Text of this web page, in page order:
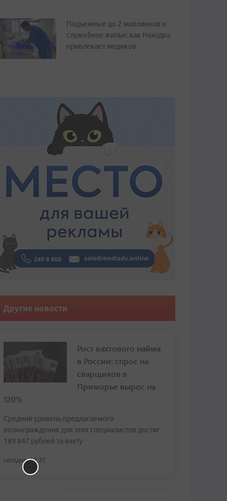
Подъемные до 2 миллионов и
служебное жилье: как Находка
привлекает медиков
Другие новости
Рост вахтового найма
в России: спрос на
сварщиков в
Приморье вырос на
120%
Средний уровень предлагаемого
вознаграждения для этих специалистов достиг
189 847 рублей за вахту
сегодня, 12:37